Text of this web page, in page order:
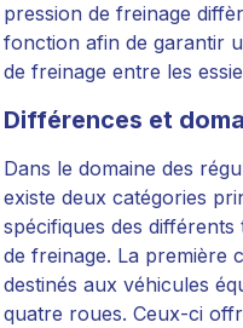
pression de freinage
fonction afin de garantir
de freinage entre les
Différences et
Dans le domaine des
existe deux catégories
spécifiques des
de freinage. La première
destinés aux véhicules
quatre roues. Ceux-ci